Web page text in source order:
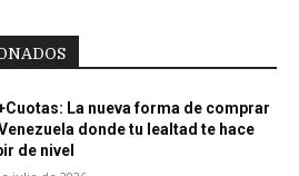
La nueva forma de comprar
donde tu lealtad te hace
de nivel